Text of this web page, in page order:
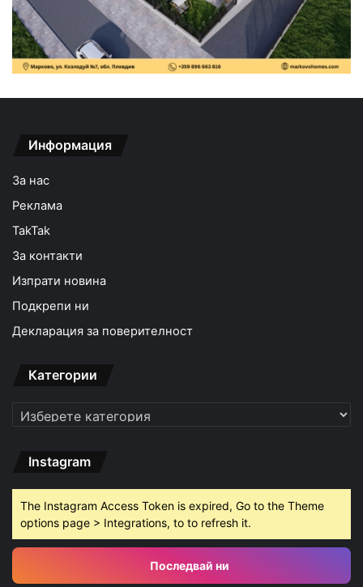
Информация
За нас
Реклама
TakTak
За контакти
Изпрати новина
Подкрепи ни
Декларация за поверителност
Категории
Категории
Instagram
The Instagram Access Token is expired, Go to the Theme
options page > Integrations, to to refresh it.
Последвай ни